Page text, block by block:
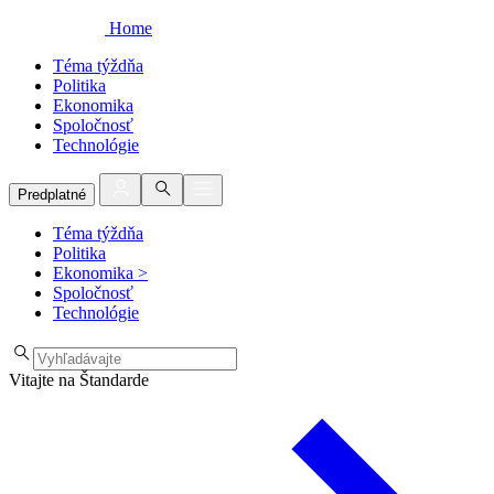
Home
Téma týždňa
Politika
Ekonomika
Spoločnosť
Technológie
Predplatné
Téma týždňa
Politika
Ekonomika >
Spoločnosť
Technológie
Vitajte na Štandarde